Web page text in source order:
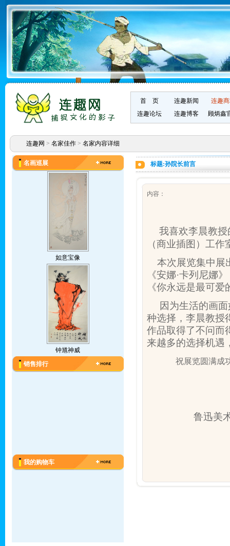
首 页 连趣新闻
连趣
连趣论坛
连趣博客 顾炳鑫
连趣网 > 名家佳作> 名家内容详细
名画巡展
如意宝像
钟馗神威
销售排行
我的购物车
标题:孙院长前言
内容：
我喜欢李晨教
（商业插图）工
本次展览集中展
《安娜·卡列尼娜
《你永远是最可
因为生活的画
种选择，李晨教授
作品取得了不问而
来越多的选择机遇
祝展览圆满成
鲁迅美